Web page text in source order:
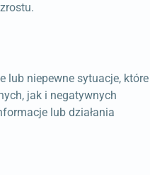
lub niepewne sytuacje, które
jak i negatywnych
lub działania